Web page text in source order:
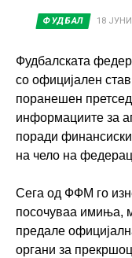
ФУДБАЛ 18 ЈУНИ
Фудбалската
со официјален
поранешен
информациите за
поради
на чело на
Сега од ФФМ го
посочуваа имиња,
предале
органи за